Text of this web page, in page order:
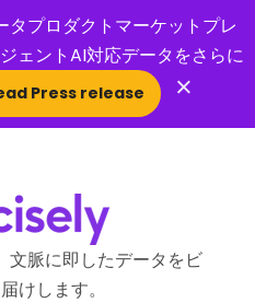
プロダクトマーケットプレ
ェントAI対応データをさらに
Press release ×
文脈に即したデータをビ
けします。